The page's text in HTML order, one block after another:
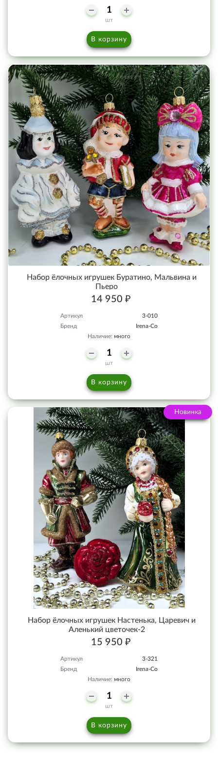
шт
В корзину
Набор ёлочных игрушек Буратино, Мальвина и
Пьеро
14 950 ₽
Артикул
3-010
Бренд
Irena-Co
Наличие: много
шт
В корзину
Новинка
Набор ёлочных игрушек Настенька, Царевич и
Аленький цветочек-2
15 950 ₽
Артикул
3-321
Бренд
Irena-Co
Наличие: много
шт
В корзину